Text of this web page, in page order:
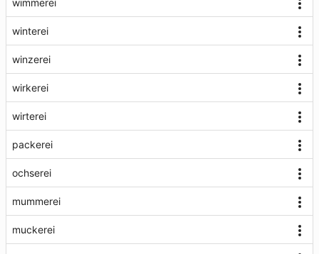
wimmerei
winterei
winzerei
wirkerei
wirterei
packerei
ochserei
mummerei
muckerei